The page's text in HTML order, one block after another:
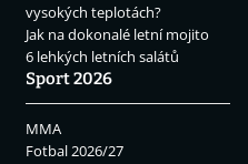
vysokých teplotách?
Jak na dokonalé letní mojito
6 lehkých letních salátů
Sport 2026
MMA
Fotbal 2026/27